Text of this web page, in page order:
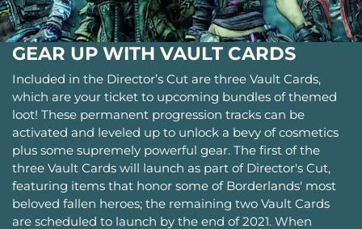
GEAR UP WITH VAULT CARDS
Included in the Director’s Cut are three Vault Cards,
which are your ticket to upcoming bundles of themed
loot! These permanent progression tracks can be
activated and leveled up to unlock a bevy of cosmetics
plus some supremely powerful gear. The first of the
three Vault Cards will launch as part of Director's Cut,
featuring items that honor some of Borderlands' most
beloved fallen heroes; the remaining two Vault Cards
are scheduled to launch by the end of 2021. When